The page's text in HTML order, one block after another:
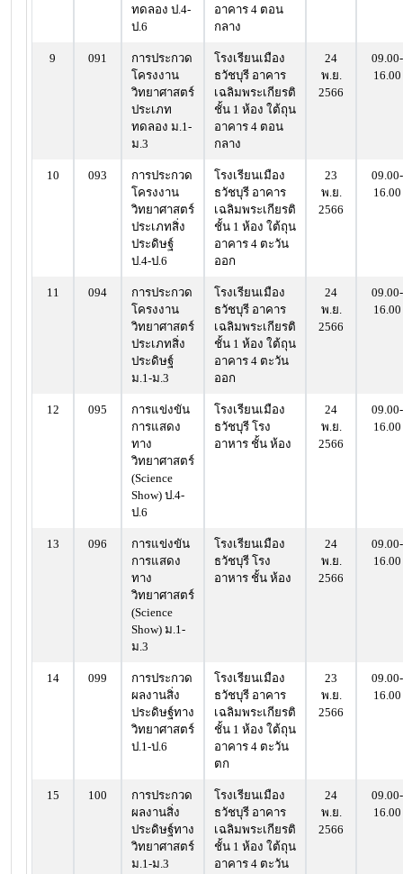
ทดลอง ป.4-
ป.6
อาคาร 4 ตอน
กลาง
9 091
การประกวด
โครงงาน
วิทยาศาสตร์
ประเภท
ทดลอง ม.1-
ม.3
โรงเรียนเมือง
ธวัชบุรี อาคาร
เฉลิมพระเกียรติ
ชั้น 1 ห้อง ใต้ถุน
อาคาร 4 ตอน
กลาง
24
พ.ย.
2566
09.00-
16.00
10 093
การประกวด
โครงงาน
วิทยาศาสตร์
ประเภทสิ่ง
ประดิษฐ์
ป.4-ป.6
โรงเรียนเมือง
ธวัชบุรี อาคาร
เฉลิมพระเกียรติ
ชั้น 1 ห้อง ใต้ถุน
อาคาร 4 ตะวัน
ออก
23
พ.ย.
2566
09.00-
16.00
11 094
การประกวด
โครงงาน
วิทยาศาสตร์
ประเภทสิ่ง
ประดิษฐ์
ม.1-ม.3
โรงเรียนเมือง
ธวัชบุรี อาคาร
เฉลิมพระเกียรติ
ชั้น 1 ห้อง ใต้ถุน
อาคาร 4 ตะวัน
ออก
24
พ.ย.
2566
09.00-
16.00
12 095
การแข่งขัน
การแสดง
ทาง
วิทยาศาสตร์
(Science
Show) ป.4-
ป.6
โรงเรียนเมือง
ธวัชบุรี โรง
อาหาร ชั้น ห้อง
24
พ.ย.
2566
09.00-
16.00
13 096
การแข่งขัน
การแสดง
ทาง
วิทยาศาสตร์
(Science
Show) ม.1-
ม.3
โรงเรียนเมือง
ธวัชบุรี โรง
อาหาร ชั้น ห้อง
24
พ.ย.
2566
09.00-
16.00
14 099
การประกวด
ผลงานสิ่ง
ประดิษฐ์ทาง
วิทยาศาสตร์
ป.1-ป.6
โรงเรียนเมือง
ธวัชบุรี อาคาร
เฉลิมพระเกียรติ
ชั้น 1 ห้อง ใต้ถุน
อาคาร 4 ตะวัน
ตก
23
พ.ย.
2566
09.00-
16.00
15 100
การประกวด
ผลงานสิ่ง
ประดิษฐ์ทาง
วิทยาศาสตร์
ม.1-ม.3
โรงเรียนเมือง
ธวัชบุรี อาคาร
เฉลิมพระเกียรติ
ชั้น 1 ห้อง ใต้ถุน
อาคาร 4 ตะวัน
24
พ.ย.
2566
09.00-
16.00